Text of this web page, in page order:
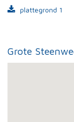
plattegrond 1
Grote